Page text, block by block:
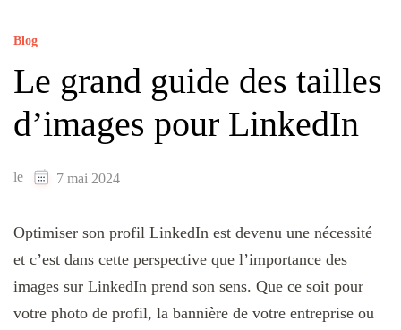
Blog
Le grand guide des tailles
d’images pour LinkedIn
le 7 mai 2024
Optimiser son profil LinkedIn est devenu une nécessité
et c’est dans cette perspective que l’importance des
images sur LinkedIn prend son sens. Que ce soit pour
votre photo de profil, la bannière de votre entreprise ou